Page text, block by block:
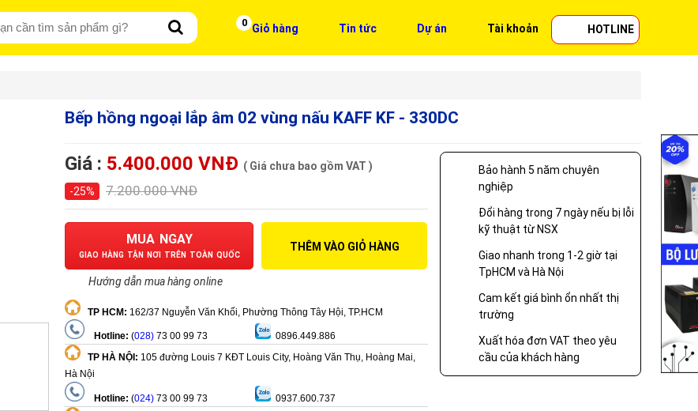
0 Giỏ hàng Tin tức Dự án Tài khoản HOTLINE
Bếp hồng ngoại lắp âm 02 vùng nấu KAFF KF - 330DC
Giá : 5.400.000 VNĐ ( Giá chưa bao gồm VAT )
-25%
7.200.000 VNĐ
MUA NGAY
GIAO HÀNG TẬN NƠI TRÊN TOÀN QUỐC
THÊM VÀO GIỎ HÀNG
Hướng dẫn mua hàng online
TP HCM: 162/37 Nguyễn Văn Khối, Phường Thông Tây Hội, TP.HCM
Hotline: (028) 73 00 99 73
0896.449.886
TP HÀ NỘI: 105 đường Louis 7 KĐT Louis City, Hoàng Văn Thụ, Hoàng Mai,
Hà Nội
Hotline: (024) 73 00 99 73
0937.600.737
Bảo hành 5 năm chuyên
nghiệp
Đổi hàng trong 7 ngày nếu bị lỗi
kỹ thuật từ NSX
Giao nhanh trong 1-2 giờ tại
TpHCM và Hà Nội
Cam kết giá bình ổn nhất thị
trường
Xuất hóa đơn VAT theo yêu
cầu của khách hàng